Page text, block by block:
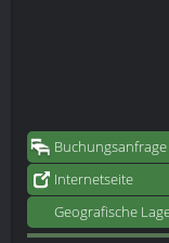
Buchungsanfrage
Internetseite
Geografische